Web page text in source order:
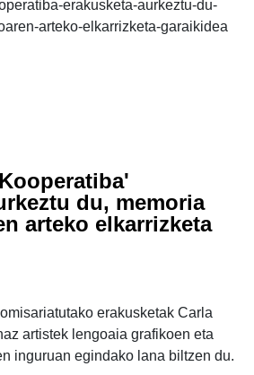
du, memoria
arteko elkarrizketa
erakusketak Carla
artistek lengoaia grafikoen eta
inguruan egindako lana biltzen du.